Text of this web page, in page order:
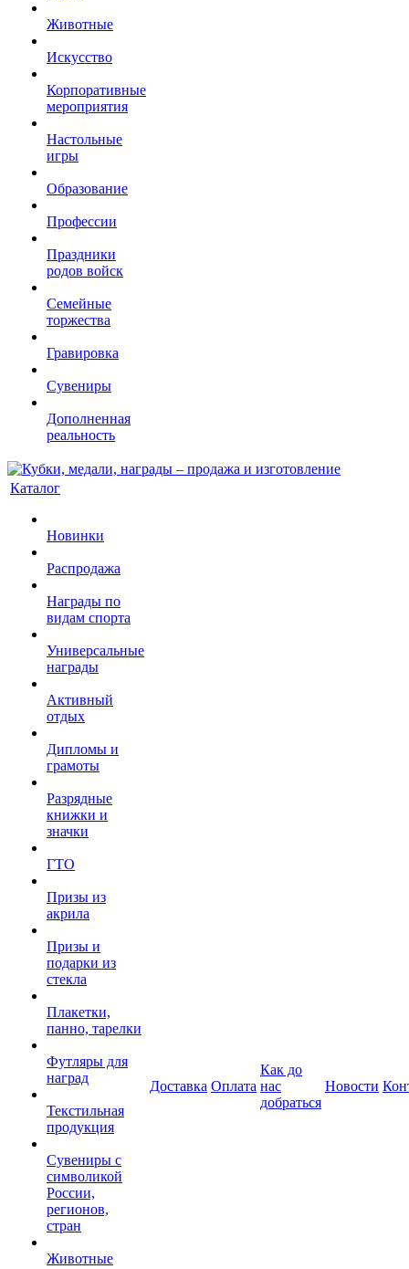
Животные
Искусство
Корпоративные
мероприятия
Настольные
игры
Образование
Профессии
Праздники
родов войск
Семейные
торжества
Гравировка
Сувениры
Дополненная
реальность
Каталог
Новинки
Распродажа
Награды по
видам спорта
Универсальные
награды
Активный
отдых
Дипломы и
грамоты
Разрядные
книжки и
значки
ГТО
Призы из
акрила
Призы и
подарки из
стекла
Плакетки,
панно, тарелки
Футляры для
наград
Текстильная
продукция
Сувениры с
символикой
России,
регионов,
стран
Животные
Доставка Оплата
Как до
нас
добраться
Новости